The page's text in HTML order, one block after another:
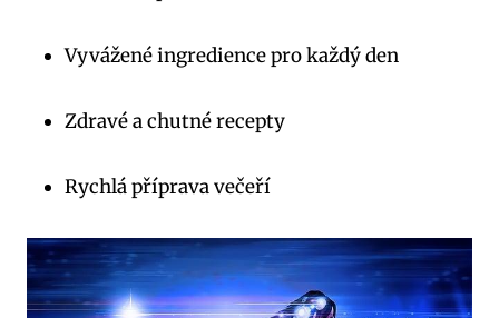
Vyvážené ingredience⁢ pro každý ‍den
Zdravé a chutné recepty
Rychlá příprava‌ večeří